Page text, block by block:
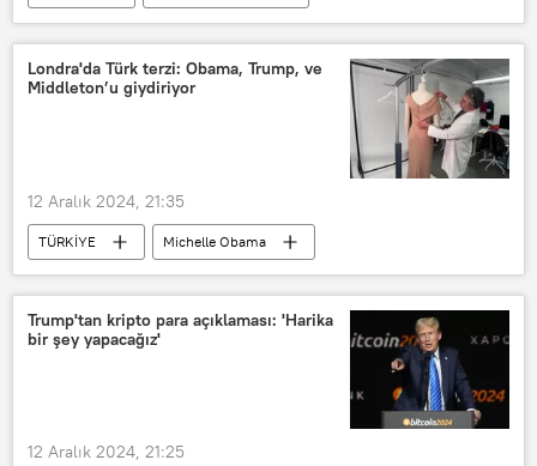
Rusya Dışişleri Bakanlığı
Suriye
İsrail
Temas
Tel Aviv
Moskova
Benyamin Netanyahu
Londra'da Türk terzi: Obama, Trump, ve
Middleton’u giydiriyor
12 Aralık 2024, 21:35
TÜRKİYE
Michelle Obama
Ivanka Trump
Londra
İstanbul
Trump'tan kripto para açıklaması: 'Harika
bir şey yapacağız'
12 Aralık 2024, 21:25